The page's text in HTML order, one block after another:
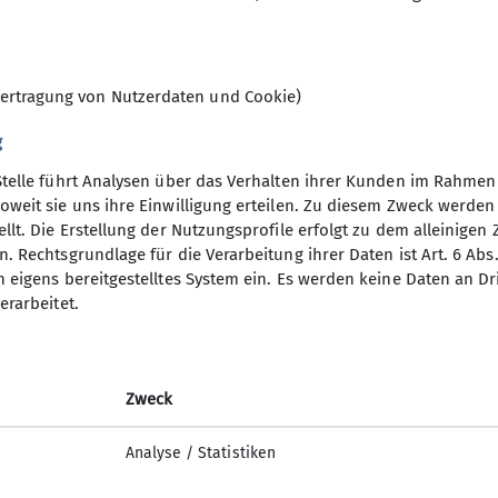
Ansprechperson für
von Nutzerdaten und Cookie)
führt Analysen über das Verhalten ihrer Kunden im
sie uns ihre Einwilligung erteilen. Zu diesem Zweck
Die Erstellung der Nutzungsprofile erfolgt zu dem alleinigen
Rechtsgrundlage für die Verarbeitung ihrer Daten ist Art. 6
eigens bereitgestelltes System ein. Es werden keine Daten an
Zweck
Analyse / Statistiken